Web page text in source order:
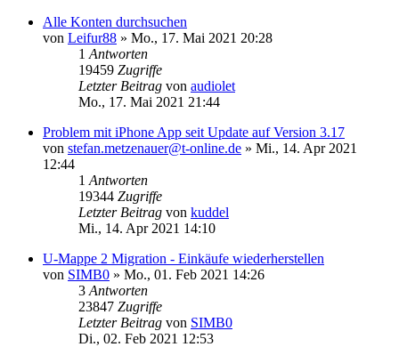
Alle Konten durchsuchen
von Leifur88 » Mo., 17. Mai 2021 20:28
1 Antworten
19459 Zugriffe
Letzter Beitrag von audiolet
Mo., 17. Mai 2021 21:44
Problem mit iPhone App seit Update auf Version 3.17
von stefan.metzenauer@t-online.de » Mi., 14. Apr 2021
12:44
1 Antworten
19344 Zugriffe
Letzter Beitrag von kuddel
Mi., 14. Apr 2021 14:10
U-Mappe 2 Migration - Einkäufe wiederherstellen
von SIMB0 » Mo., 01. Feb 2021 14:26
3 Antworten
23847 Zugriffe
Letzter Beitrag von SIMB0
Di., 02. Feb 2021 12:53